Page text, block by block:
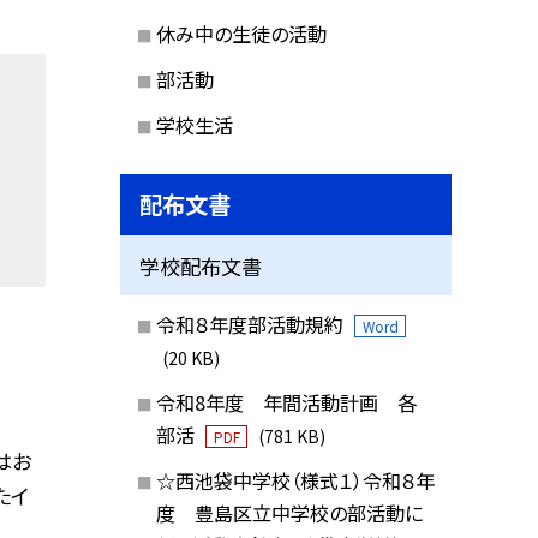
お
イ
休み中の生徒の活動
部活動
学校生活
配布文書
学校配布文書
令和８年度部活動規約 Word
(20 KB)
令和8年度 年間活動計画 各
部活
PDF (781 KB)
☆西池袋中学校（様式１）令和８年
度 豊島区立中学校の部活動に